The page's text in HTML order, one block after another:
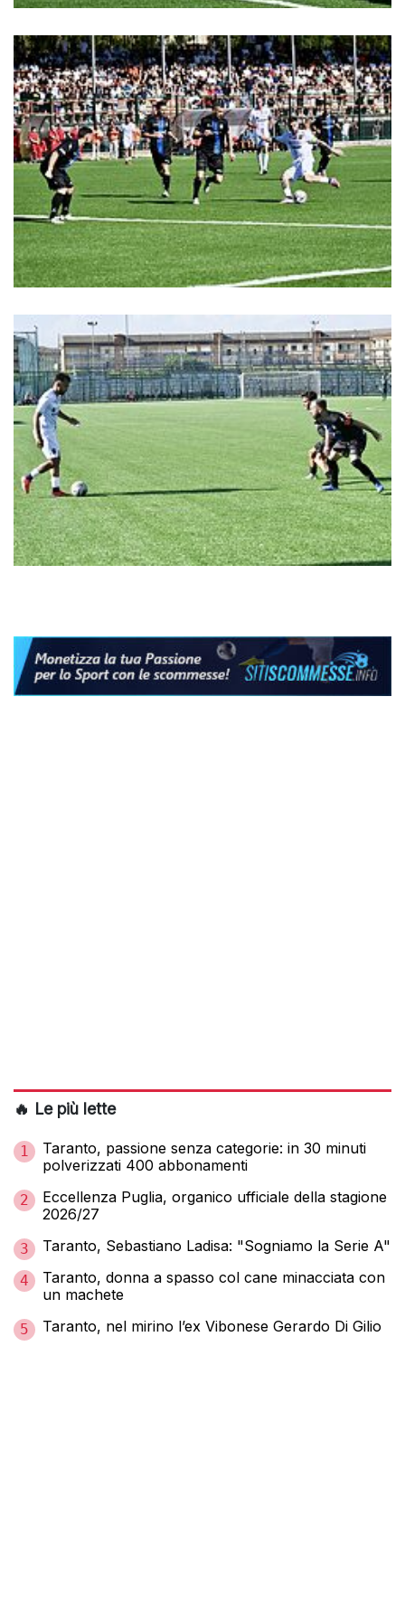
🔥 Le più lette
1
Taranto, passione senza categorie: in 30 minuti
polverizzati 400 abbonamenti
2
Eccellenza Puglia, organico ufficiale della stagione
2026/27
3 Taranto, Sebastiano Ladisa: "Sogniamo la Serie A"
4
Taranto, donna a spasso col cane minacciata con
un machete
5 Taranto, nel mirino l’ex Vibonese Gerardo Di Gilio